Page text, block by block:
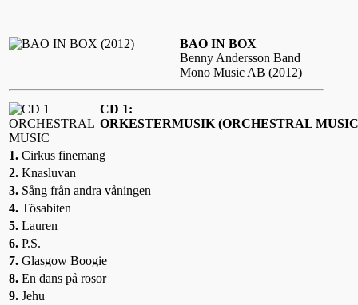
BAO IN BOX
Benny Andersson Band
Mono Music AB (2012)
CD 1:
ORKESTERMUSIK (ORCHESTRAL
1. Cirkus finemang
2. Knasluvan
3. Sång från andra våningen
4. Tösabiten
5. Lauren
6. P.S.
7. Glasgow Boogie
8. En dans på rosor
9. Jehu